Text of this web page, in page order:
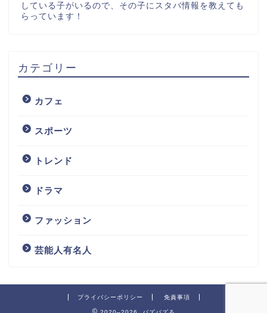
している子がいるので、その子にスタバ情報を教えても
らっています！
カテゴリー
カフェ
スポーツ
トレンド
ドラマ
ファッション
芸能人有名人
プライバシーポリシー 免責事項